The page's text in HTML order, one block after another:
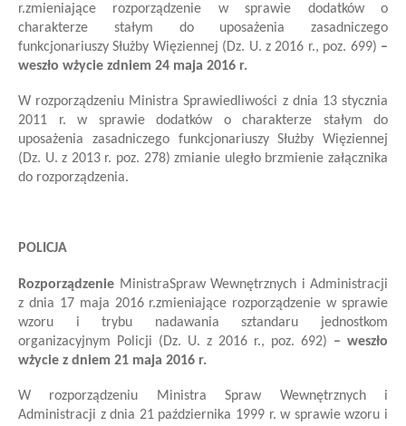
r.zmieniające rozporządzenie w sprawie dodatków o
charakterze stałym do uposażenia zasadniczego
funkcjonariuszy Służby Więziennej (Dz. U. z 2016 r., poz. 699) –
weszło wżycie zdniem 24 maja 2016 r.
W rozporządzeniu Ministra Sprawiedliwości z dnia 13 stycznia
2011 r. w sprawie dodatków o charakterze stałym do
uposażenia zasadniczego funkcjonariuszy Służby Więziennej
(Dz. U. z 2013 r. poz. 278) zmianie uległo brzmienie załącznika
do rozporządzenia.
POLICJA
Rozporządzenie MinistraSpraw Wewnętrznych i Administracji
z dnia 17 maja 2016 r.zmieniające rozporządzenie w sprawie
wzoru i trybu nadawania sztandaru jednostkom
organizacyjnym Policji (Dz. U. z 2016 r., poz. 692) – weszło
wżycie z dniem 21 maja 2016 r.
W rozporządzeniu Ministra Spraw Wewnętrznych i
Administracji z dnia 21 października 1999 r. w sprawie wzoru i